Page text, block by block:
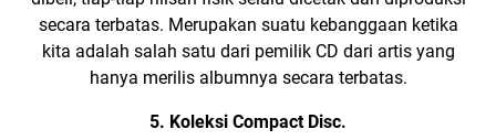
secara terbatas. Merupakan suatu kebanggaan ketika
kita adalah salah satu dari pemilik CD dari artis yang
hanya merilis albumnya secara terbatas.
5. Koleksi Compact Disc.